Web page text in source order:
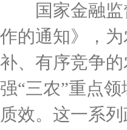
国家金融监督
作的通知》，
补、有序竞争
强“三农”重点
质效。这一系